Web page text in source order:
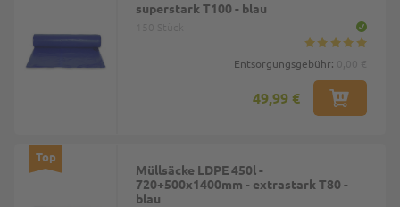
superstark T100 - blau
Entsorgungsgebühr:
49,99 €
Top
Müllsäcke LDPE 450l -
720+500x1400mm - extrastark T80 -
blau